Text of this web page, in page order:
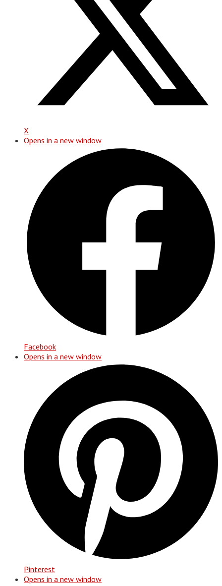
X
Opens in a new window
Facebook
Opens in a new window
Pinterest
Opens in a new window